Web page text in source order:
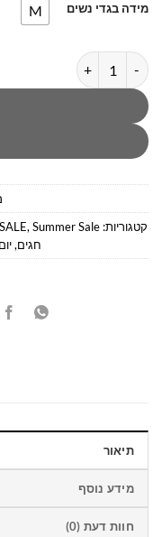
מידה בגדי נשים M
כמות של תחתון היפסטר
קטגוריות:
SALE,Summer Sale
חגים,
תיאור
מידע נוסף
חוות דעת (0)